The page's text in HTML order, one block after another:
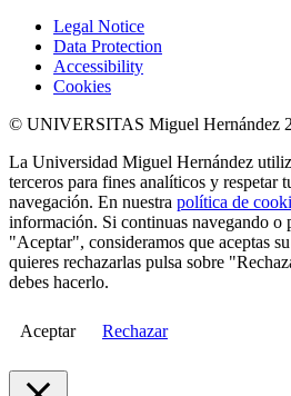
Legal Notice
Data Protection
Accessibility
Cookies
© UNIVERSITAS Miguel Hernández
La Universidad Miguel Hernández
terceros para fines analíticos y respetar
navegación. En nuestra política de
información. Si continuas navegando o
"Aceptar", consideramos que aceptas
quieres rechazarlas pulsa sobre
debes hacerlo.
Aceptar Rechazar